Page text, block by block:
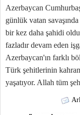
Azerbaycan
günlük vatan
bir kez daha şahidi
fazladır devam eden
Azerbaycan'ın farklı
Türk şehitlerinin
yaşatıyor. Allah tüm